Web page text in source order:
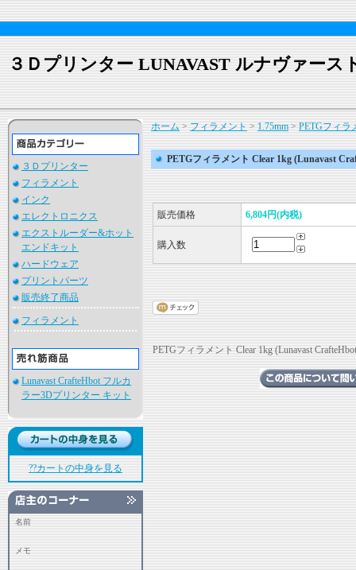
３Ｄプリンター LUNAVAST ルナヴァース
３Ｄプリンター
フィラメント
インク
エレクトロニクス
エクストルーダー&ホット
エンドキット
ハードウェア
プリントパーツ
販売終了商品
フィラメント
Lunavast CrafteHbot フルカ
ラー3Dプリンター キット
??カートの中身を見る
名前
メモ
ホーム>フィラメント>1.75mm>PETGフィラ
PETGフィラメント Clear 1kg (Lunavast
販売価格 6,804円(内税)
購入数
PETGフィラメント Clear 1kg (Lunavast